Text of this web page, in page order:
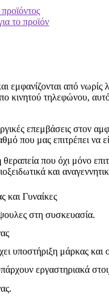
το προϊόν
εμφανίζονται από
κινητού τηλεφώνου,
επεμβάσεις στον
που μας επιτρέπει να
που όχι μόνο
και
και Γυναίκες
στη συσκευασία.
υποστήριξη μάρκας και
εργαστηριακά